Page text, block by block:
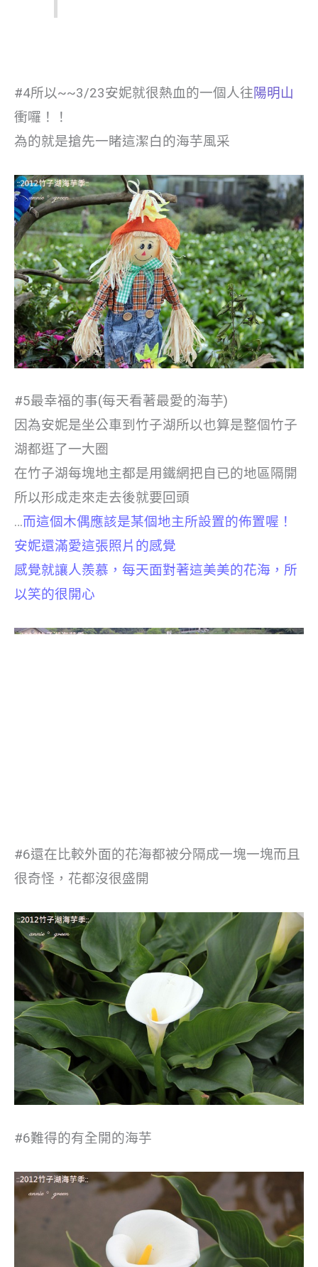
#4所以~~3/23安妮就很熱血的一個人往陽明山
衝囉！！
為的就是搶先一睹這潔白的海芋風采
#5最幸福的事(每天看著最愛的海芋)
因為安妮是坐公車到竹子湖所以也算是整個竹子
湖都逛了一大圈
在竹子湖每塊地主都是用鐵網把自已的地區隔開
所以形成走來走去後就要回頭
…而這個木偶應該是某個地主所設置的佈置喔！
安妮還滿愛這張照片的感覺
感覺就讓人羨慕，每天面對著這美美的花海，所
以笑的很開心
#6還在比較外面的花海都被分隔成一塊一塊而且
很奇怪，花都沒很盛開
#6難得的有全開的海芋